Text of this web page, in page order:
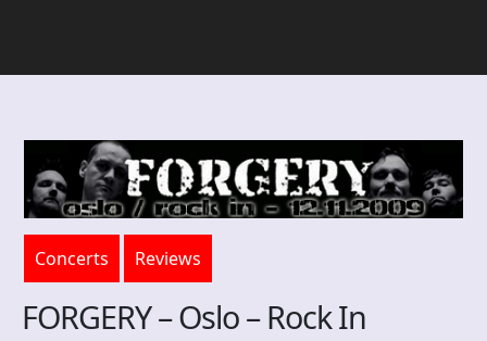
Concerts Reviews
FORGERY – Oslo – Rock In